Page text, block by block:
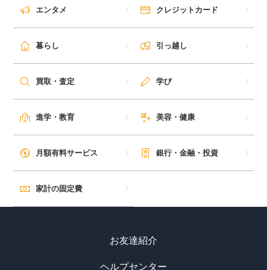
エンタメ クレジットカード
暮らし 引っ越し
買取・査定 学び
進学・教育 美容・健康
月額有料サービス 銀行・金融・投資
家計の固定費
お友達紹介
ヘルプセンター